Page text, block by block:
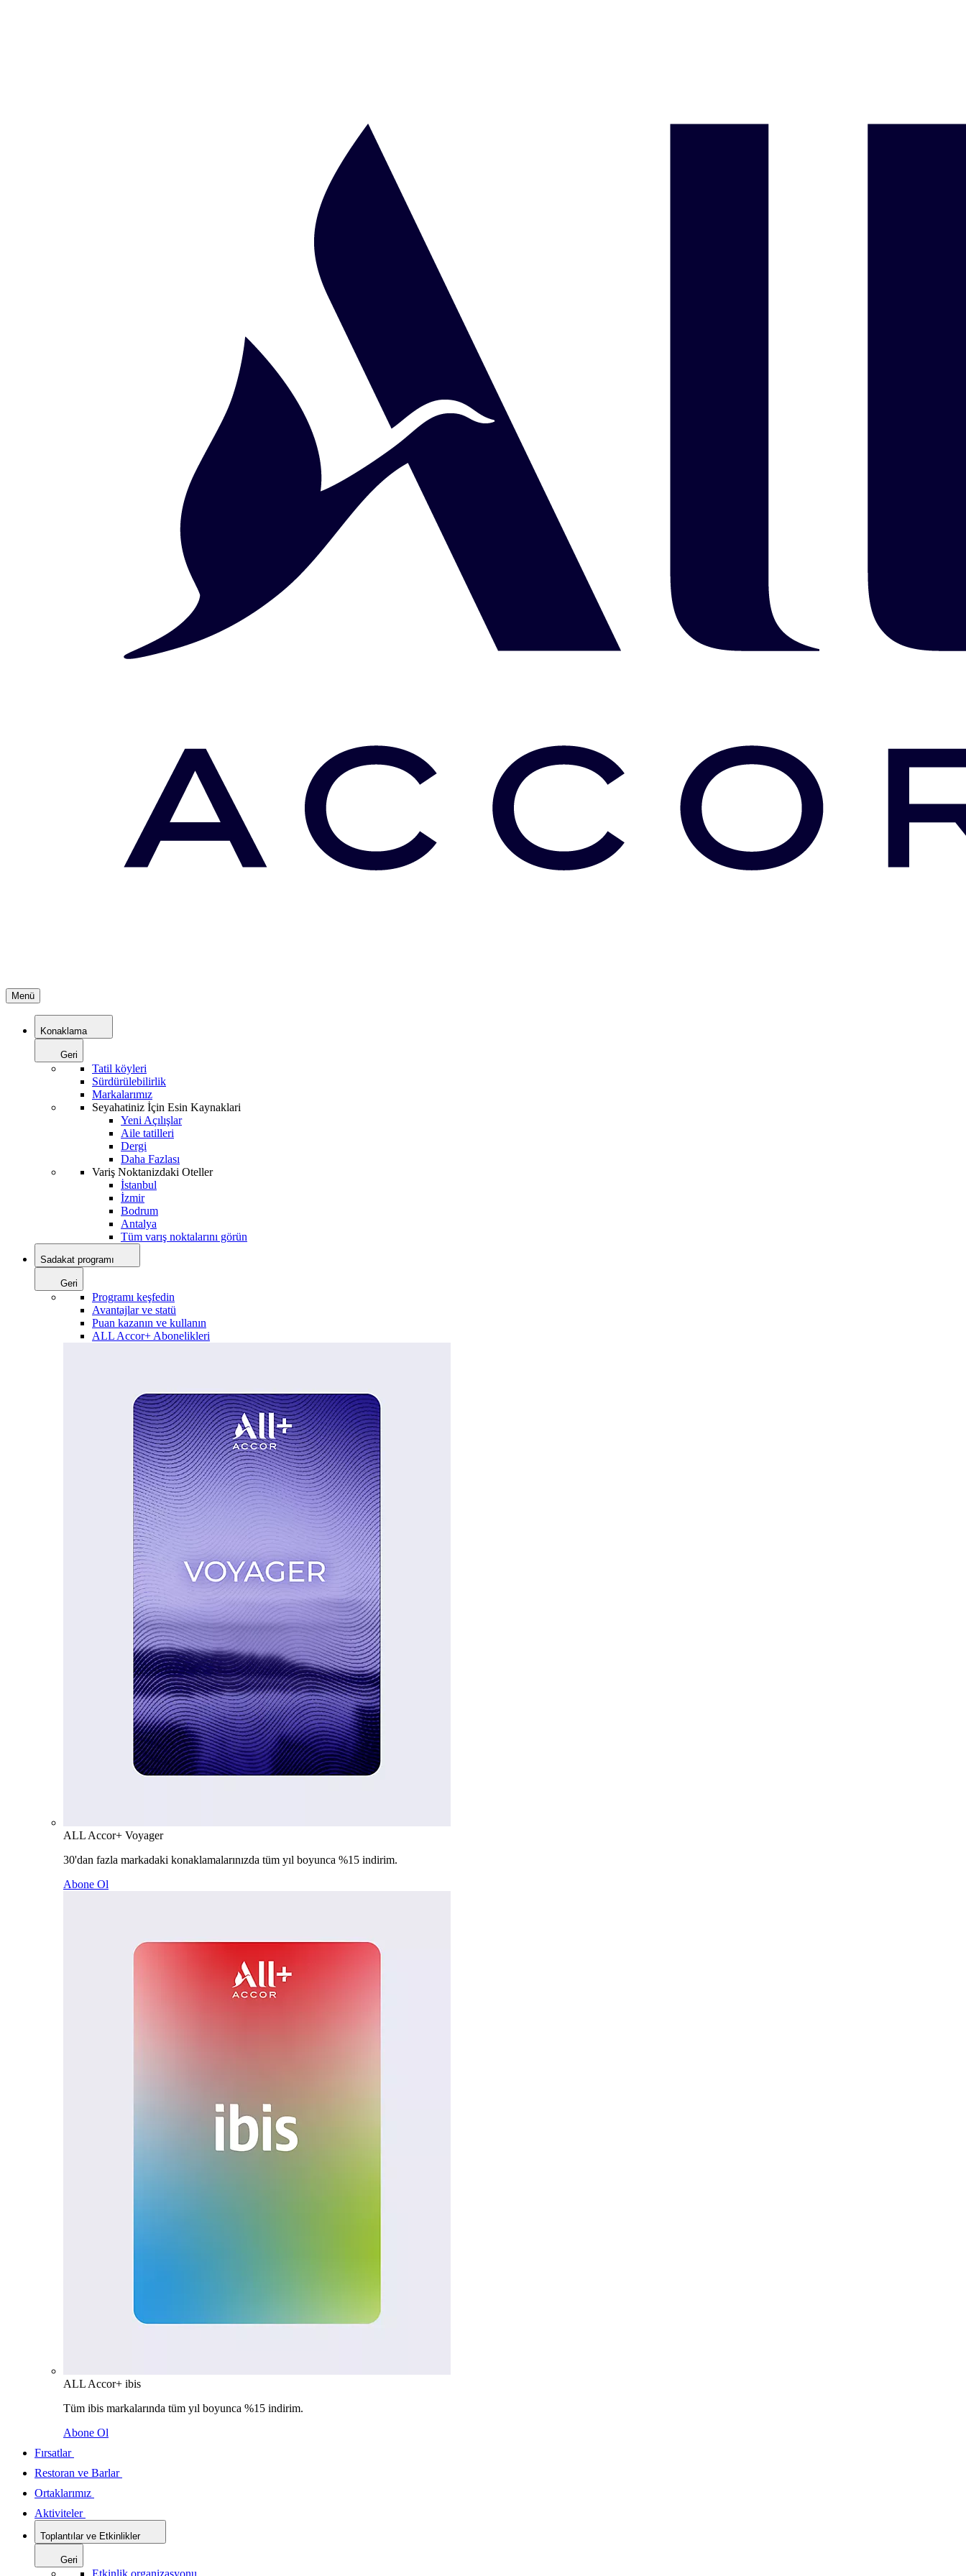
Menü
Konaklama
Geri
Tatil köyleri
Sürdürülebilirlik
Markalarımız
Seyahatiniz İçin Esin Kaynaklari
Yeni Açılışlar
Aile tatilleri
Dergi
Daha Fazlası
Variş Noktanizdaki Oteller
İstanbul
İzmir
Bodrum
Antalya
Tüm varış noktalarını görün
Sadakat programı
Geri
Programı keşfedin
Avantajlar ve statü
Puan kazanın ve kullanın
ALL Accor+ Abonelikleri
ALL Accor+ Voyager
30'dan fazla markadaki konaklamalarınızda tüm yıl boyunca %15 indirim.
Abone Ol
ALL Accor+ ibis
Tüm ibis markalarında tüm yıl boyunca %15 indirim.
Abone Ol
Fırsatlar
Restoran ve Barlar
Ortaklarımız
Aktiviteler
Toplantılar ve Etkinlikler
Geri
Etkinlik organizasyonu